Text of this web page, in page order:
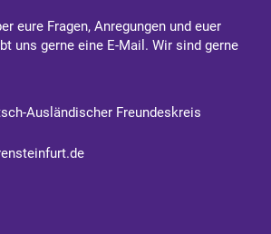
eure Fragen, Anregungen und euer
uns gerne eine E-Mail. Wir sind gerne
Ausländischer Freundeskreis